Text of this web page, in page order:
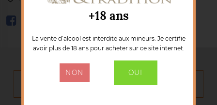
DÉTAILS DU PRODUIT
+18 ans
La vente d’alcool est interdite aux mineurs. Je certifie
avoir plus de 18 ans pour acheter sur ce site internet.
NON OUI